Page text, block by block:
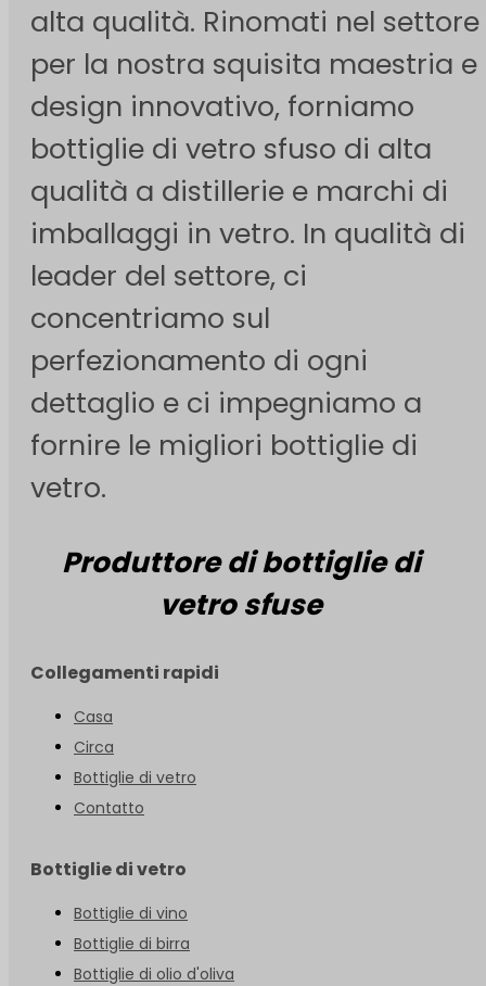
alta qualità. Rinomati nel settore
per la nostra squisita maestria e
design innovativo, forniamo
bottiglie di vetro sfuso di alta
qualità a distillerie e marchi di
imballaggi in vetro. In qualità di
leader del settore, ci
concentriamo sul
perfezionamento di ogni
dettaglio e ci impegniamo a
fornire le migliori bottiglie di
vetro.
Produttore di bottiglie di
vetro sfuse
Collegamenti rapidi
Casa
Circa
Bottiglie di vetro
Contatto
Bottiglie di vetro
Bottiglie di vino
Bottiglie di birra
Bottiglie di olio d'oliva